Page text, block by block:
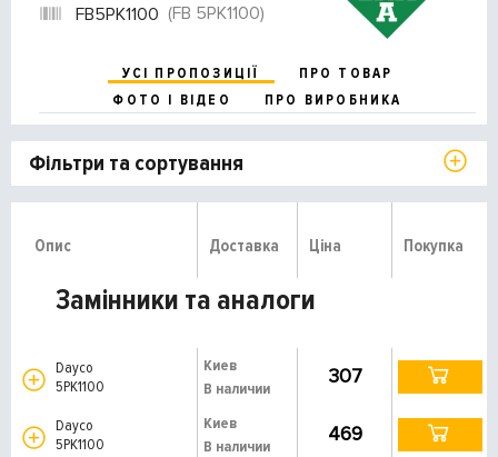
FB5PK1100 (FB 5PK1100)
УСІ ПРОПОЗИЦІЇ
ПРО ТОВАР
ФОТО І ВІДЕО
ПРО ВИРОБНИКА
Фільтри та сортування
Опис Доставка Ціна Покупка
Замінники та аналоги
Dayco
5PK1100
Киев
В наличии
307
Dayco
5PK1100
Киев
В наличии
469